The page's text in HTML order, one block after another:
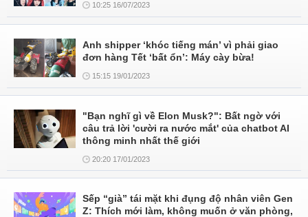
10:25 16/07/2023
Anh shipper ‘khóc tiếng mán’ vì phải giao
đơn hàng Tết ‘bất ổn’: Máy cày bừa!
15:15 19/01/2023
"Bạn nghĩ gì về Elon Musk?": Bất ngờ với
câu trả lời 'cười ra nước mắt' của chatbot AI
thông minh nhất thế giới
20:20 17/01/2023
Sếp “già” tái mặt khi đụng độ nhân viên Gen
Z: Thích mới làm, không muốn ở văn phòng,